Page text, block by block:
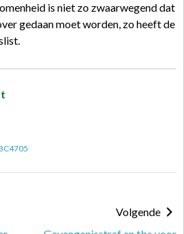
is niet zo zwaarwegend dat
gedaan moet worden, zo heeft de
Volgende